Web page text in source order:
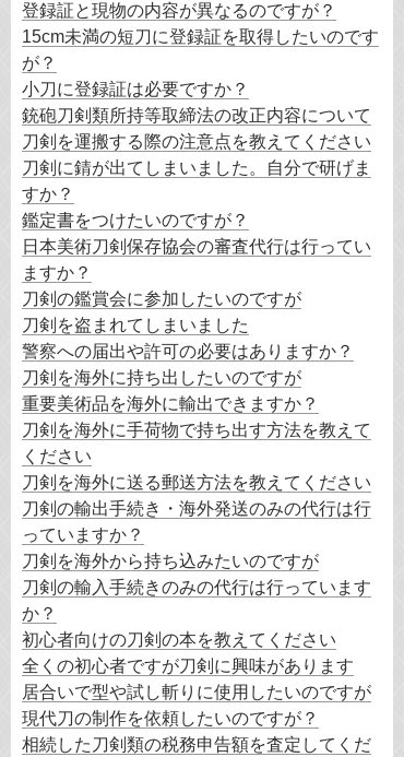
登録証と現物の内容が異なるのですが？
15cm未満の短刀に登録証を取得したいのです
が？
小刀に登録証は必要ですか？
銃砲刀剣類所持等取締法の改正内容について
刀剣を運搬する際の注意点を教えてください
刀剣に錆が出てしまいました。自分で研げま
すか？
鑑定書をつけたいのですが？
日本美術刀剣保存協会の審査代行は行ってい
ますか？
刀剣の鑑賞会に参加したいのですが
刀剣を盗まれてしまいました
警察への届出や許可の必要はありますか？
刀剣を海外に持ち出したいのですが
重要美術品を海外に輸出できますか？
刀剣を海外に手荷物で持ち出す方法を教えて
ください
刀剣を海外に送る郵送方法を教えてください
刀剣の輸出手続き・海外発送のみの代行は行
っていますか？
刀剣を海外から持ち込みたいのですが
刀剣の輸入手続きのみの代行は行っています
か？
初心者向けの刀剣の本を教えてください
全くの初心者ですが刀剣に興味があります
居合いで型や試し斬りに使用したいのですが
現代刀の制作を依頼したいのですが？
相続した刀剣類の税務申告額を査定してくだ